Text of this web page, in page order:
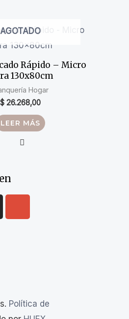
AGOTADO
Rápido – Micro
130x80cm
Hogar
$26.268,00
LEER MÁS
Política de